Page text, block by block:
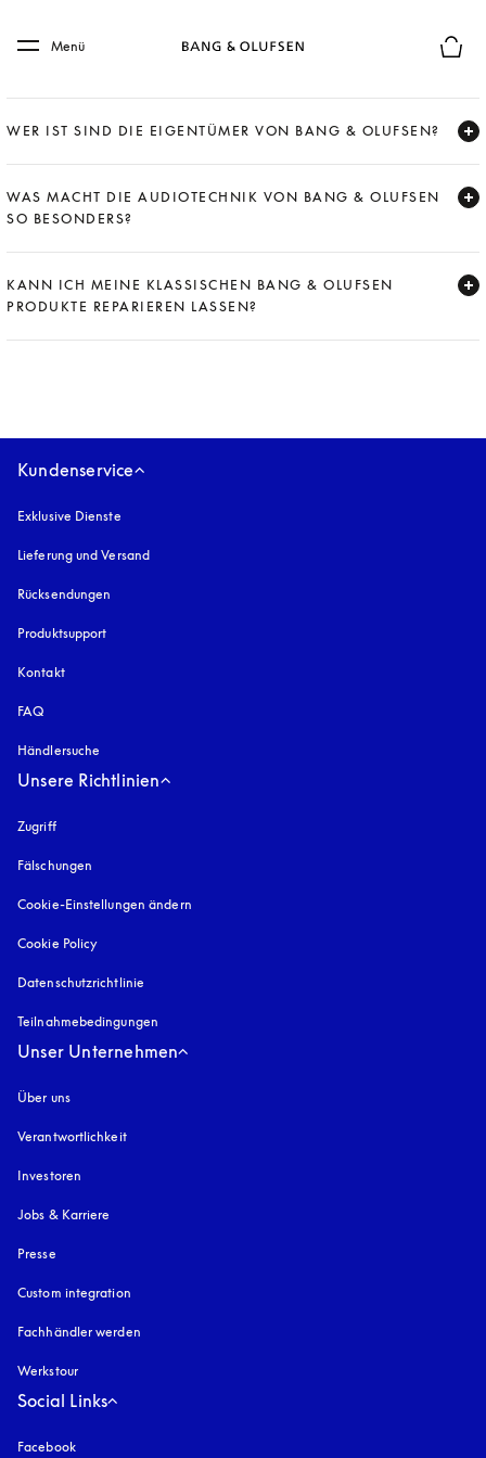
Skip to main footer
Menü
WER IST SIND DIE EIGENTÜMER VON BANG & OLUFSEN?
WAS MACHT DIE AUDIOTECHNIK VON BANG & OLUFSEN
SO BESONDERS?
KANN ICH MEINE KLASSISCHEN BANG & OLUFSEN
PRODUKTE REPARIEREN LASSEN?
Kundenservice
Exklusive Dienste
Lieferung und Versand
Rücksendungen
Produktsupport
Kontakt
FAQ
Händlersuche
Unsere Richtlinien
Zugrifföffnet sich in einem neuen Tab
Fälschungen
Cookie-Einstellungen ändern
Cookie Policy
Datenschutzrichtlinie
Teilnahmebedingungen
Unser Unternehmen
Über uns
Verantwortlichkeit
Investoren
Jobs & Karriere
Presse
Custom integration
Fachhändler werden
Werkstour
Social Links
Facebook